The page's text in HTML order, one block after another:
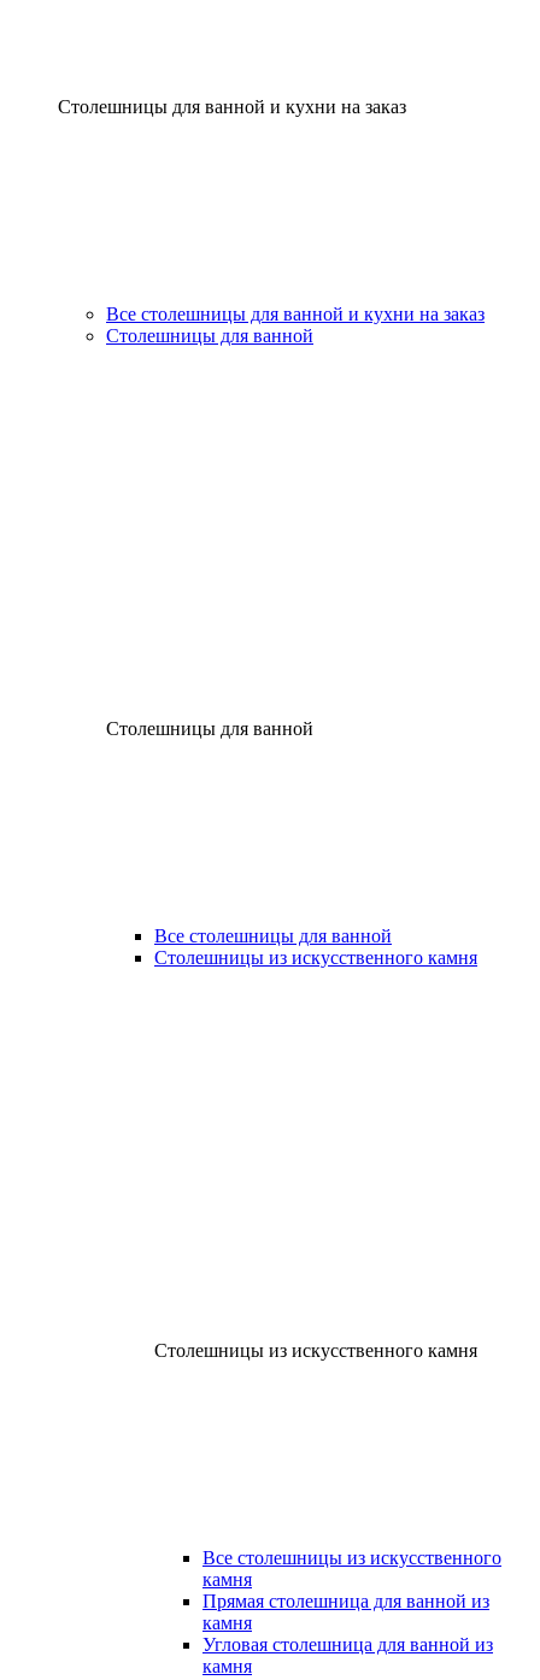
Столешницы для ванной и кухни на заказ
Все столешницы для ванной и кухни на заказ
Столешницы для ванной
Столешницы для ванной
Все столешницы для ванной
Столешницы из искусственного камня
Столешницы из искусственного камня
Все столешницы из искусственного
камня
Прямая столешница для ванной из
камня
Угловая столешница для ванной из
камня